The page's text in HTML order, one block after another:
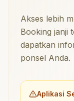
Akses lebih
Booking janji
dapatkan
ponsel Anda.
Aplikasi